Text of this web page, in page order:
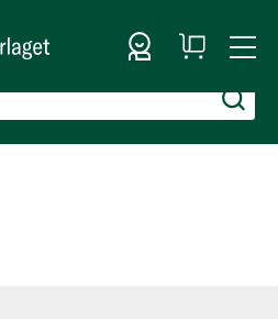
Logg inn
Handlekurv